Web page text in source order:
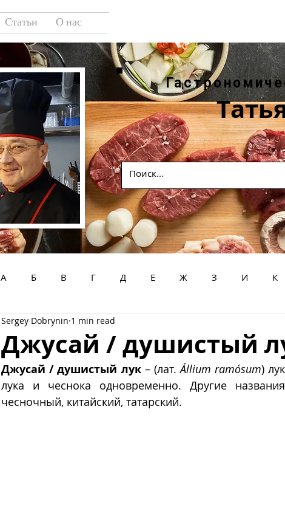
Статьи О нас
А Б В Г Д Е Ж З И К
У Ф Х
Джусай / душистый
Sergey Dobrynin 1 min read
Джусай / душистый лук – (лат. Állium ramósum)
лука и чеснока одновременно. Другие
чесночный, китайский, татарский.